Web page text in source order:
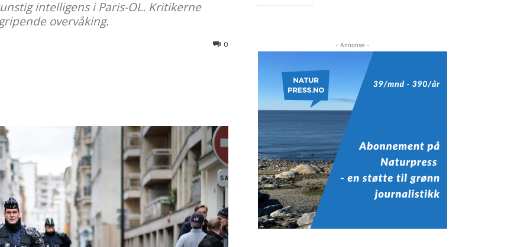
intelligens i Paris-OL. Kritikerne
overvåking.
0 - Annonse -